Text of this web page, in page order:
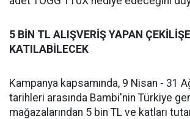
5 BİN TL ALIŞVERİŞ YAPAN ÇEKİLİŞE
KATILABİLECEK
Kampanya kapsamında, 9 Nisan - 31
tarihleri arasında Bambi'nin Türkiye
mağazalarından 5 bin TL ve katları